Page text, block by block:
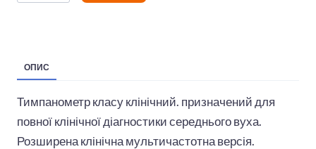
ОПИС
Тимпанометр класу клінічний. призначений для
повної клінічної діагностики середнього вуха.
Розширена клінічна мультичастотна версія.